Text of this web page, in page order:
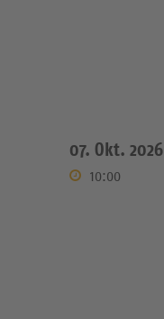
07. Okt. 2026
10:00